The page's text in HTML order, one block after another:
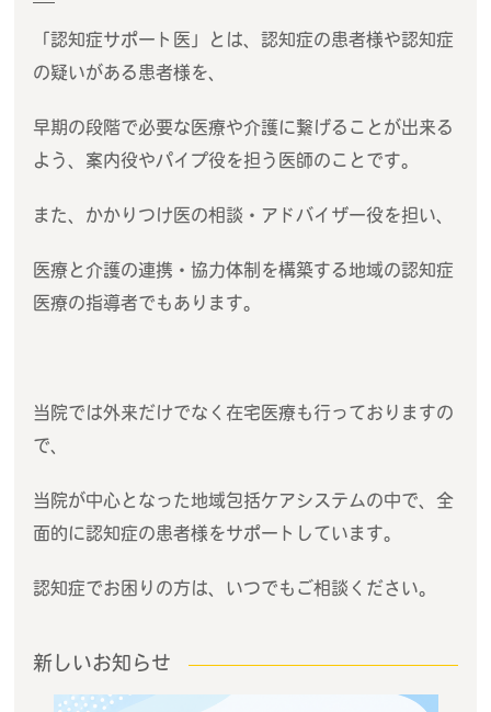
「認知症サポート医」とは、認知症の患者様や認知症
の疑いがある患者様を、
早期の段階で必要な医療や介護に繋げることが出来る
よう、案内役やパイプ役を担う医師のことです。
また、かかりつけ医の相談・アドバイザー役を担い、
医療と介護の連携・協力体制を構築する地域の認知症
医療の指導者でもあります。
当院では外来だけでなく在宅医療も行っておりますの
で、
当院が中心となった地域包括ケアシステムの中で、全
面的に認知症の患者様をサポートしています。
認知症でお困りの方は、いつでもご相談ください。
新しいお知らせ